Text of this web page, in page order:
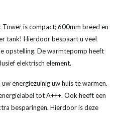
is compact; 600mm breed en
tank! Hierdoor bespaart u veel
opstelling. De warmtepomp heeft
elektrisch element.
energiezuinig uw huis te warmen.
tot A+++. Ook heeft een
besparingen. Hierdoor is deze